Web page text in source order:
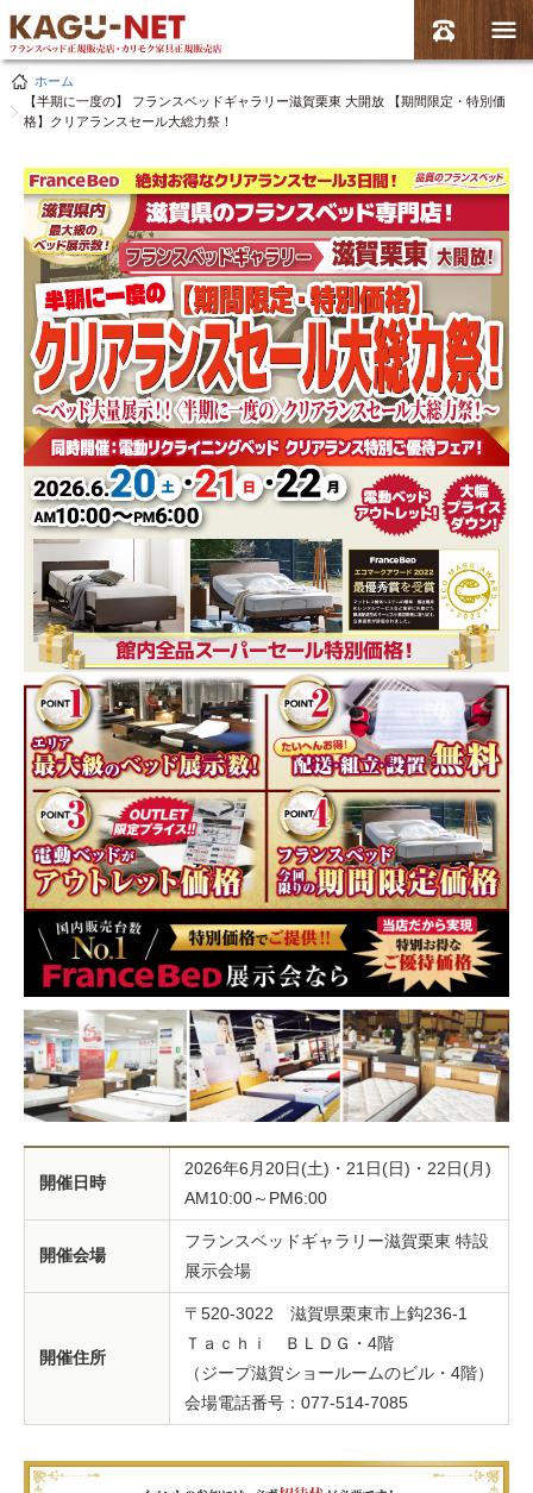
ホーム
【半期に一度の】 フランスベッドギャラリー滋賀栗東 大開放 【期間限定・特別価
格】クリアランスセール大総力祭！
開催日時
2026年6月20日(土)・21日(日)・22日(月)
AM10:00～PM6:00
開催会場
フランスベッドギャラリー滋賀栗東 特設
展示会場
開催住所
〒520-3022 滋賀県栗東市上鈎236-1
Ｔａｃｈｉ ＢＬＤＧ・4階
（ジープ滋賀ショールームのビル・4階）
会場電話番号：077-514-7085